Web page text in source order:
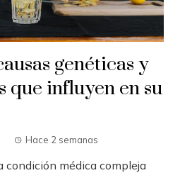
genéticas y
que influyen en su
Hace 2 semanas
condición médica compleja